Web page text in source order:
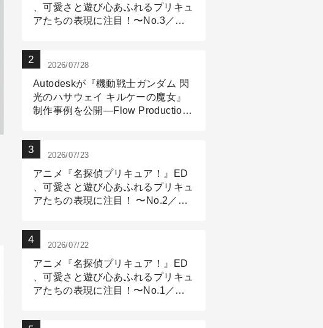
、可愛さと遊び心あふれるプリキュ
アたちの表現に注目！〜No.3／ア
2026/07/28
Autodeskが『機動戦士ガンダム 閃
光のハサウェイ キルケーの魔女』
制作事例を公開―Flow Production
2026/07/23
アニメ『名探偵プリキュア！』ED
、可愛さと遊び心あふれるプリキュ
アたちの表現に注目！ 〜No.2／モ
2026/07/22
アニメ『名探偵プリキュア！』ED
、可愛さと遊び心あふれるプリキュ
アたちの表現に注目！〜No.1／演